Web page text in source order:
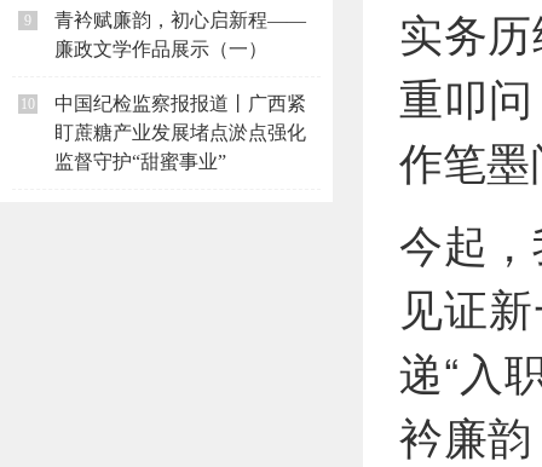
9
青衿赋廉韵，初心启新程——
廉政文学作品展示（一）
10
中国纪检监察报报道丨广西紧
盯蔗糖产业发展堵点淤点强化
监督守护“甜蜜事业”
实务
重叩
作笔
今起
见证
递“入
衿廉